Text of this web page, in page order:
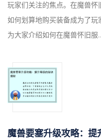
玩家们关注的焦点。在魔兽
如何划算地购买装备成为了
为大家介绍如何在魔兽怀旧服
魔兽要塞升级攻略：提